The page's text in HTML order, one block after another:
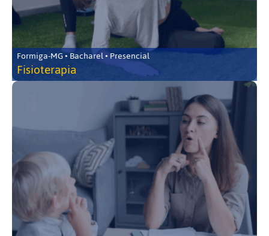
Formiga-MG • Bacharel • Presencial
Fisioterapia